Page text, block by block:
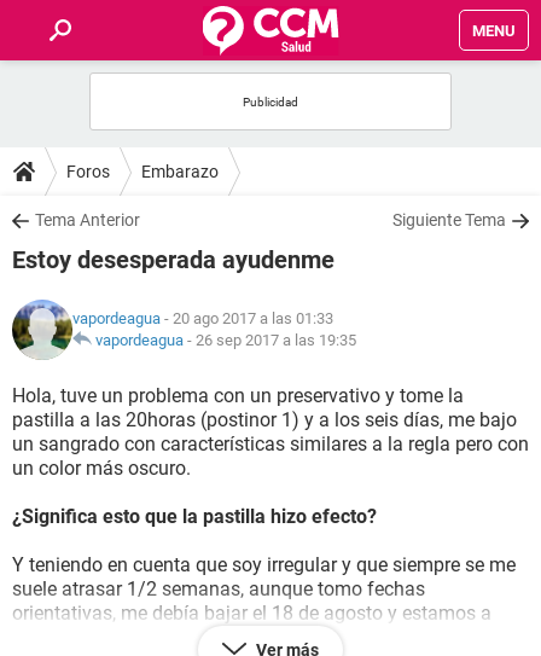
MENU
FOROS
SALUD
FAMILIA
NUTRICIÓN
BIENESTAR
SEXUALIDAD
GLOSARIO
Foros Embarazo
Tema Anterior Siguiente Tema
Estoy desesperada ayudenme
vapordeagua - 20 ago 2017 a las 01:33
vapordeagua - 26 sep 2017 a las 19:35
Hola, tuve un problema con un preservativo y tome la
pastilla a las 20horas (postinor 1) y a los seis días, me bajo
un sangrado con características similares a la regla pero con
un color más oscuro.
¿Significa esto que la pastilla hizo efecto?
Y teniendo en cuenta que soy irregular y que siempre se me
suele atrasar 1/2 semanas, aunque tomo fechas
orientativas, me debía bajar el 18 de agosto y estamos a
¿es normal? ¿Debo preocuparme? ¿Es posible el
Ver más